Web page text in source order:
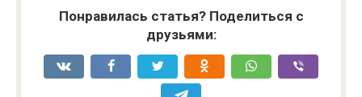
Понравилась статья? Поделиться с
друзьями: